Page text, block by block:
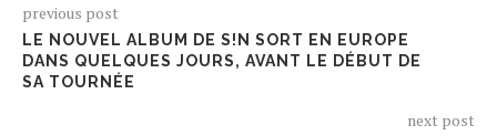
previous post
LE NOUVEL ALBUM DE S!N SORT EN EUROPE
DANS QUELQUES JOURS, AVANT LE DÉBUT DE
SA TOURNÉE
next post